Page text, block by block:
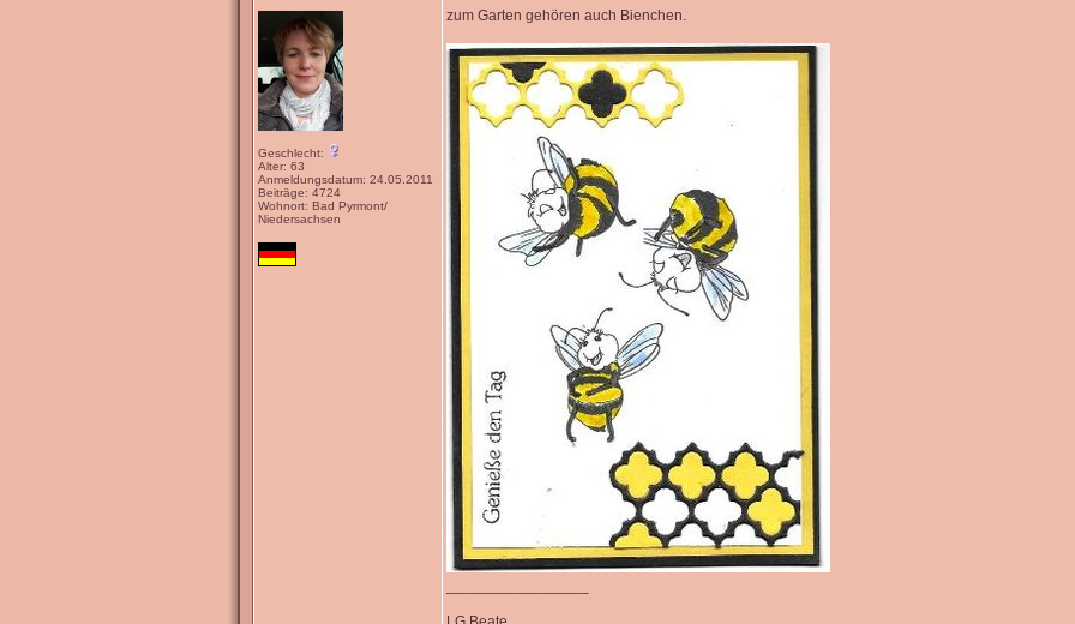
Geschlecht:
Alter: 63
Anmeldungsdatum: 24.05.2011
Beiträge: 4724
Wohnort: Bad Pyrmont/
Niedersachsen
zum Garten gehören auch Bienchen.